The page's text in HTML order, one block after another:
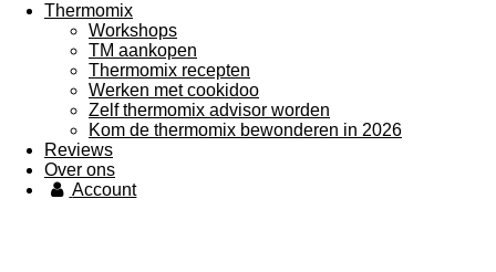
Thermomix
Workshops
TM aankopen
Thermomix recepten
Werken met cookidoo
Zelf thermomix advisor worden
Kom de thermomix bewonderen in 2026
Reviews
Over ons
Account